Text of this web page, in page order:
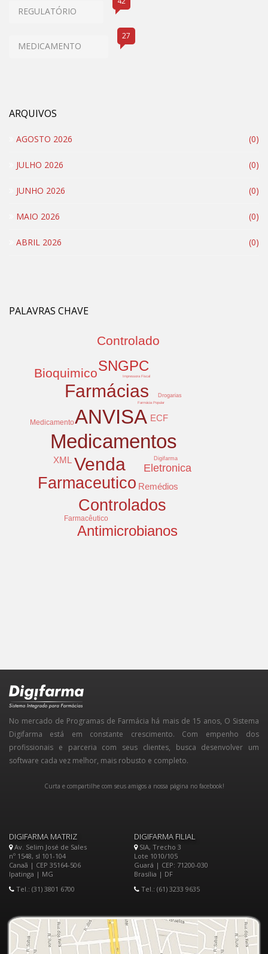
REGULATÓRIO
MEDICAMENTO
27
ARQUIVOS
AGOSTO 2026 (0)
JULHO 2026 (0)
JUNHO 2026 (0)
MAIO 2026 (0)
ABRIL 2026 (0)
PALAVRAS CHAVE
Medicamentos
ANVISA
Venda
Farmácias
Farmaceutico
Controlados
SNGPC
Antimicrobianos
Controlado
Bioquimico
Eletronica
XML
ECF
Remédios
Medicamento
Farmacêutico
Digifarma
Drogarias
Farmácia Popular
Impressora Fiscal
No mercado de Programas de Farmácia há mais de 15 anos, O Sistema
Digifarma está em constante crescimento. Com empenho dos
profissionais e parceria com seus clientes, busca desenvolver um
software cada vez melhor, mais robusto e completo.
Curta e compartilhe com seus amigos a nossa página no facebook!
DIGIFARMA MATRIZ
Av. Selim José de Sales
nº 1548, sl 101-104
Canaã | CEP 35164-506
Ipatinga | MG
Tel.: (31) 3801 6700
DIGIFARMA FILIAL
SIA, Trecho 3
Lote 1010/105
Guará | CEP: 71200-030
Brasília | DF
Tel.: (61) 3233 9635